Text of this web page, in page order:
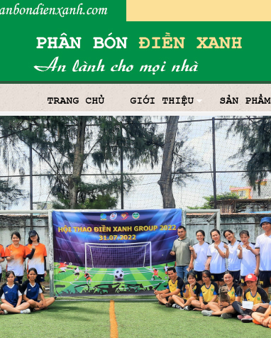
TRANG CHỦ GIỚI THIỆU SẢN PHẨM